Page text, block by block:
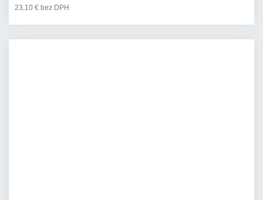
23,10 € bez DPH